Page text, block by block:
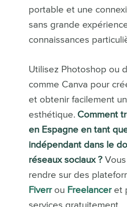
portable et une
sans grande
connaissances
Utilisez Photoshop ou
comme Canva pour
et obtenir facilement
esthétique. Comment
en Espagne en tant
indépendant dans le
réseaux sociaux ?Vous
rendre sur des
Fiverrou Freelanceret